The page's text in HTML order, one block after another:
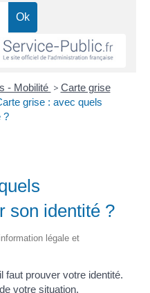
- Mobilité > Carte grise
grise : avec quels
?
son identité ?
légale et
faut prouver votre identité.
votre situation.